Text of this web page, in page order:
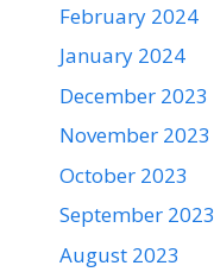
February 2024
January 2024
December 2023
November 2023
October 2023
September 2023
August 2023